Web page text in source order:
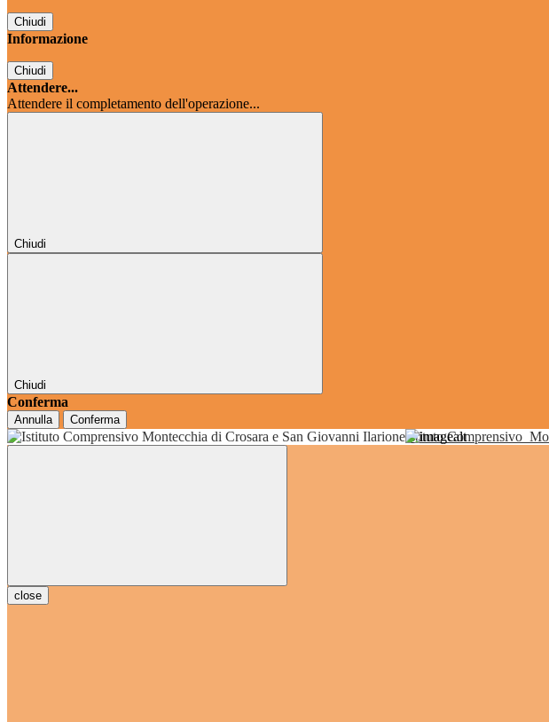
Chiudi
Informazione
Chiudi
Attendere...
Attendere il completamento dell'operazione...
Chiudi
Chiudi
Conferma
Annulla Conferma
Istituto Comprensivo
grado
close